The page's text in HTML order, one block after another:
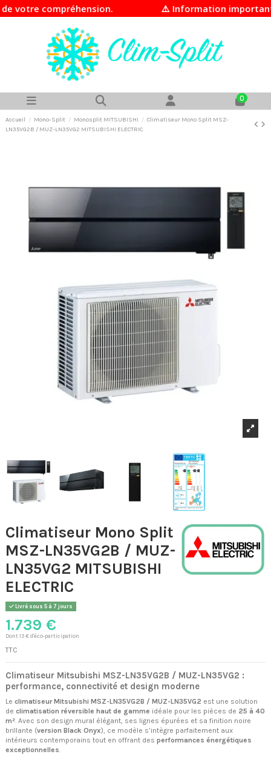
compréhension. ⚠️ Information importante En
0
Accueil Mono-Split Monosplit MITSUBISHI
Climatiseur Mono Split MSZ-
LN35VG2B / MUZ-LN35VG2 MITSUBISHI ELECTRIC
Climatiseur Mono Split
MSZ-LN35VG2B / MUZ-
LN35VG2 MITSUBISHI
ELECTRIC
Livré sous 5 à 7 jours
1.739 €
Dont 13 € d'éco-participation
TTC
Climatiseur Mitsubishi MSZ-LN35VG2B / MUZ-LN35VG2 :
performance, connectivité et design moderne
Le climatiseur Mitsubishi MSZ-LN35VG2B / MUZ-LN35VG2 est une solution
de climatisation réversible haut de gamme idéale pour les pièces de 25 à 40
m² . Avec son design mural élégant, ses lignes épurées et sa finition noire
brillante (version Black Onyx), ce modèle s’intègre parfaitement aux
intérieurs contemporains tout en offrant des performances énergétiques
exceptionnelles